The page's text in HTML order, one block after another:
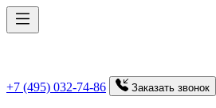
+7 (495) 032-74-86 Заказать звонок